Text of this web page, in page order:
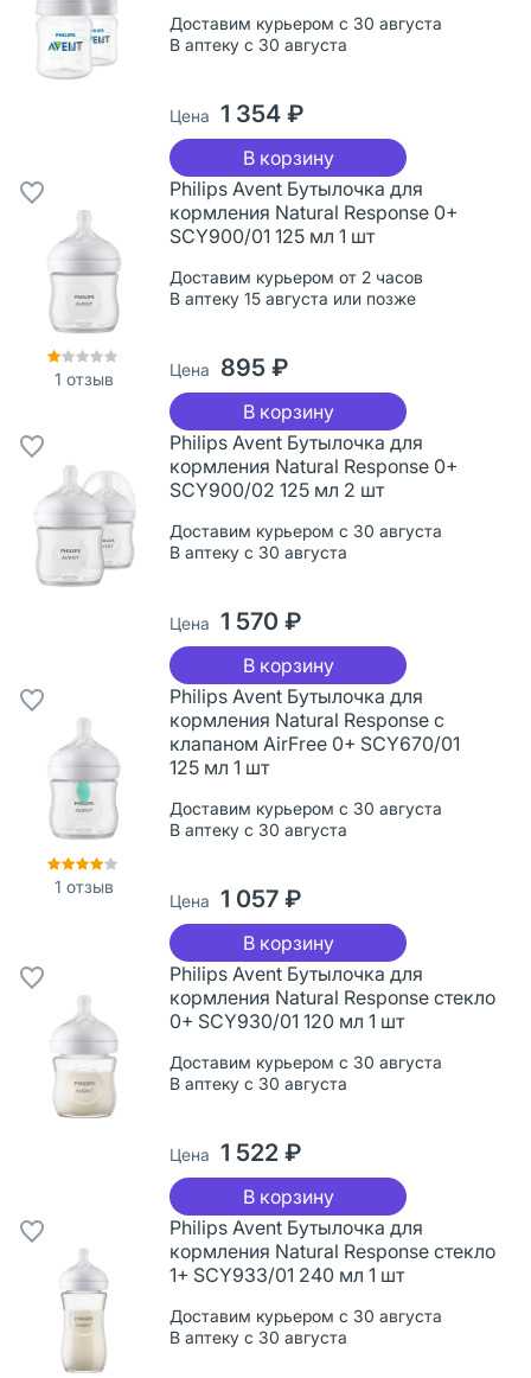
Доставим курьером с 30 августа
В аптеку с 30 августа
Цена 1 354 ₽
В корзину
1 отзыв
Philips Avent Бутылочка для
кормления Natural Response 0+
SCY900/01 125 мл 1 шт
Доставим курьером от 2 часов
В аптеку 15 августа или позже
Цена 895 ₽
В корзину
Philips Avent Бутылочка для
кормления Natural Response 0+
SCY900/02 125 мл 2 шт
Доставим курьером с 30 августа
В аптеку с 30 августа
Цена 1 570 ₽
В корзину
1 отзыв
Philips Avent Бутылочка для
кормления Natural Response с
клапаном AirFree 0+ SCY670/01
125 мл 1 шт
Доставим курьером с 30 августа
В аптеку с 30 августа
Цена 1 057 ₽
В корзину
Philips Avent Бутылочка для
кормления Natural Response стекло
0+ SCY930/01 120 мл 1 шт
Доставим курьером с 30 августа
В аптеку с 30 августа
Цена 1 522 ₽
В корзину
Philips Avent Бутылочка для
кормления Natural Response стекло
1+ SCY933/01 240 мл 1 шт
Доставим курьером с 30 августа
В аптеку с 30 августа